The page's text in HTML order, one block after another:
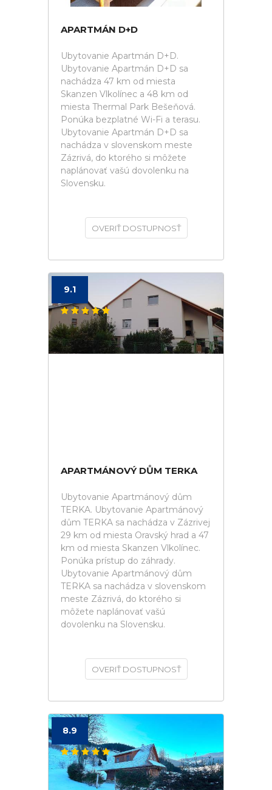
APARTMÁN D+D
Ubytovanie Apartmán D+D.
Ubytovanie Apartmán D+D sa
nachádza 47 km od miesta
Skanzen Vlkolínec a 48 km od
miesta Thermal Park Bešeňová.
Ponúka bezplatné Wi-Fi a terasu.
Ubytovanie Apartmán D+D sa
nachádza v slovenskom meste
Zázrivá, do ktorého si môžete
naplánovať vašú dovolenku na
Slovensku.
OVERIŤ DOSTUPNOSŤ
9.1
APARTMÁNOVÝ DŮM TERKA
Ubytovanie Apartmánový dům
TERKA. Ubytovanie Apartmánový
dům TERKA sa nachádza v Zázrivej
29 km od miesta Oravský hrad a 47
km od miesta Skanzen Vlkolínec.
Ponúka prístup do záhrady.
Ubytovanie Apartmánový dům
TERKA sa nachádza v slovenskom
meste Zázrivá, do ktorého si
môžete naplánovať vašú
dovolenku na Slovensku.
OVERIŤ DOSTUPNOSŤ
8.9